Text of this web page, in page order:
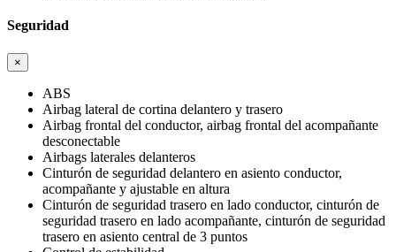
Seguridad
×
ABS
Airbag lateral de cortina delantero y trasero
Airbag frontal del conductor, airbag frontal del acompañante
desconectable
Airbags laterales delanteros
Cinturón de seguridad delantero en asiento conductor,
acompañante y ajustable en altura
Cinturón de seguridad trasero en lado conductor, cinturón de
seguridad trasero en lado acompañante, cinturón de seguridad
trasero en asiento central de 3 puntos